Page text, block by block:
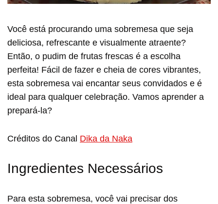
Você está procurando uma sobremesa que seja
deliciosa, refrescante e visualmente atraente?
Então, o pudim de frutas frescas é a escolha
perfeita! Fácil de fazer e cheia de cores vibrantes,
esta sobremesa vai encantar seus convidados e é
ideal para qualquer celebração. Vamos aprender a
prepará-la?
Créditos do Canal Dika da Naka
Ingredientes Necessários
Para esta sobremesa, você vai precisar dos